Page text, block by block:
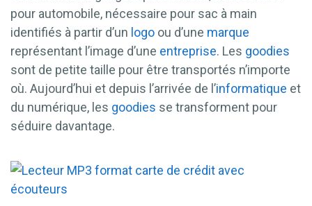
pour automobile, nécessaire pour sac à main
identifiés à partir d’un logo ou d’une marque
représentant l’image d’une entreprise. Les goodies
sont de petite taille pour être transportés n’importe
où. Aujourd’hui et depuis l’arrivée de l’informatique et
du numérique, les goodies se transforment pour
séduire davantage.